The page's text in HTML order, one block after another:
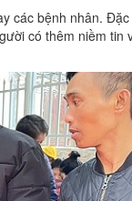
các bệnh nhân.
có thêm niềm tin